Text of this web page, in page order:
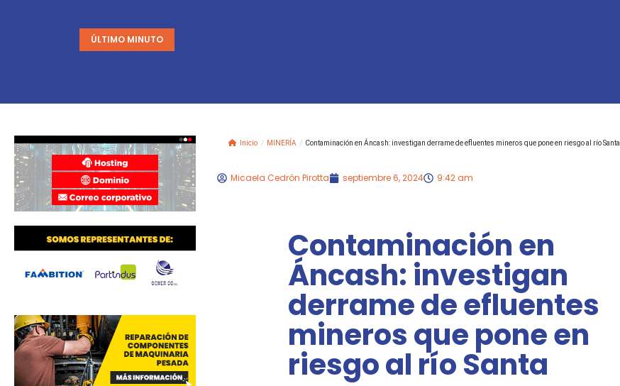
ÚLTIMO MINUTO
Inicio / MINERÍA / Contaminación en Áncash: investigan derrame de efluentes mineros que pone en riesgo al río Santa
Micaela Cedrón Pirotta septiembre 6, 2024 9:42 am
Contaminación en
Áncash: investigan
derrame de efluentes
mineros que pone en
riesgo al río Santa